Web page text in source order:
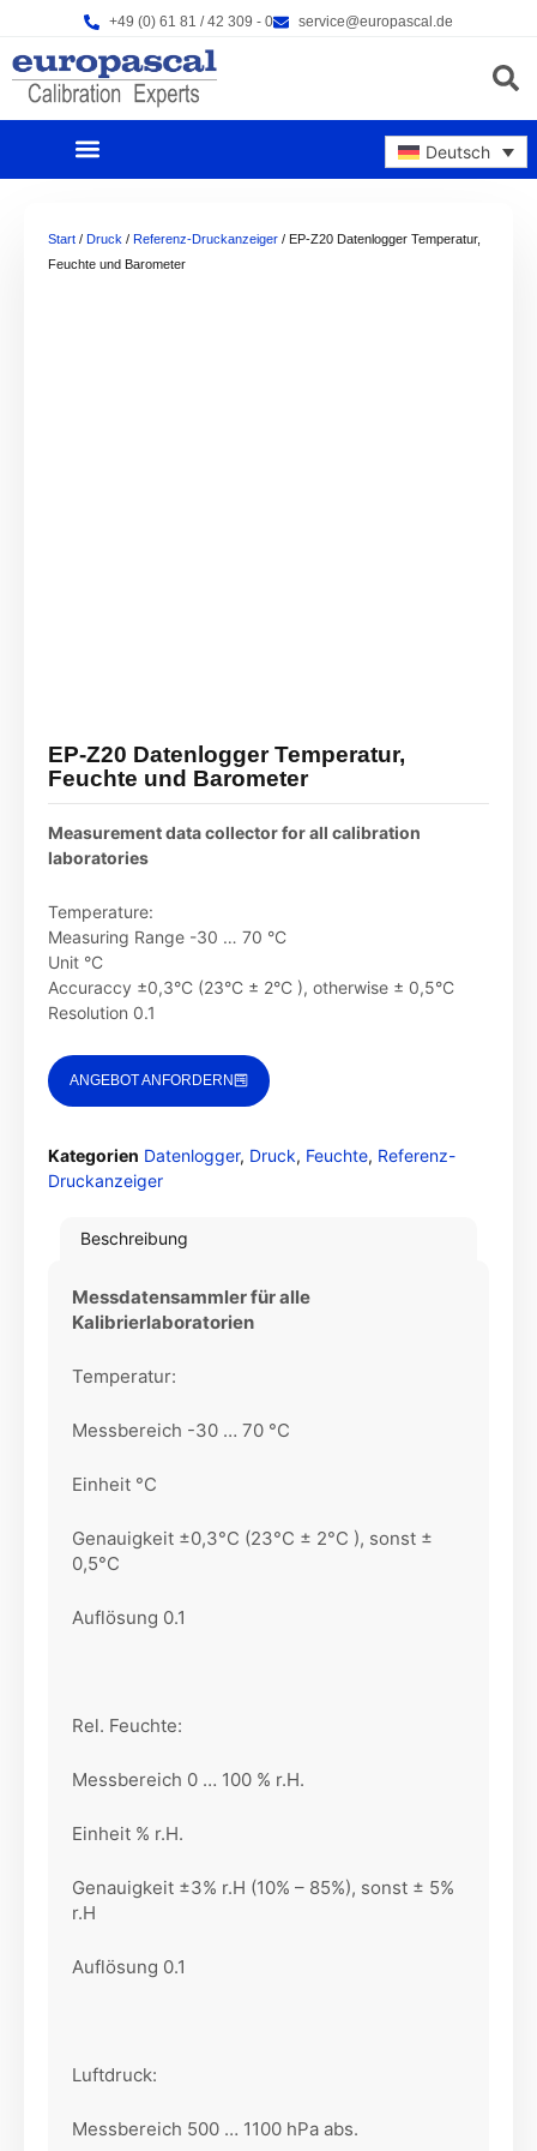
springen
+49 (0) 61 81 / 42 309 - 0 service@europascal.de
Deutsch
Start / Druck / Referenz-Druckanzeiger / EP-Z20 Datenlogger Temperatur,
Feuchte und Barometer
EP-Z20 Datenlogger Temperatur,
Feuchte und Barometer
Measurement data collector for all calibration
laboratories
Temperature:
Measuring Range -30 … 70 °C
Unit °C
Accuraccy ±0,3°C (23°C ± 2°C ), otherwise ± 0,5°C
Resolution 0.1
ANGEBOT ANFORDERN
Kategorien Datenlogger, Druck, Feuchte, Referenz-
Druckanzeiger
Beschreibung
Messdatensammler für alle
Kalibrierlaboratorien
Temperatur:
Messbereich -30 … 70 °C
Einheit °C
Genauigkeit ±0,3°C (23°C ± 2°C ), sonst ±
0,5°C
Auflösung 0.1
Rel. Feuchte:
Messbereich 0 … 100 % r.H.
Einheit % r.H.
Genauigkeit ±3% r.H (10% – 85%), sonst ± 5%
r.H
Auflösung 0.1
Luftdruck:
Messbereich 500 … 1100 hPa abs.